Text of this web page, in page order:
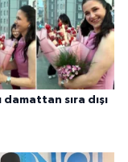
damattan sıra dışı